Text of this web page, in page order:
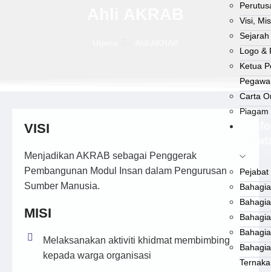
Visi,
Logo &
Ketua
Carta
VISI
Menjadikan AKRAB sebagai Penggerak
Pembangunan Modul Insan dalam Pengurusan
Sumber Manusia.
MISI
Melaksanakan aktiviti khidmat membimbing
kepada warga organisasi